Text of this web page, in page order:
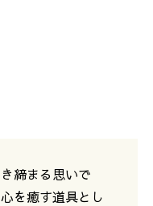
締まる思いで
を癒す道具とし